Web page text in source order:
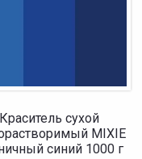
Краситель сухой
MIXIE
синий 1000 г